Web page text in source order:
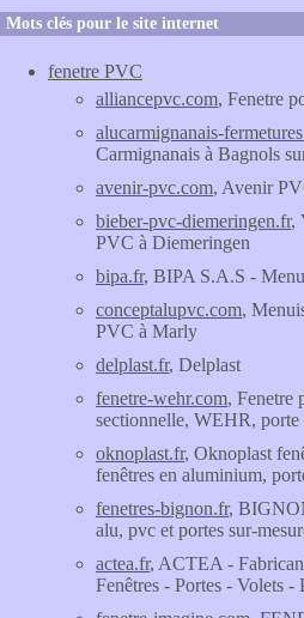
Mots clés pour le site internet
fenetre PVC
alliancepvc.com, Fenetre
alucarmignanais-
Carmignanais à Bagnols
avenir-pvc.com, Avenir
bieber-pvc-diemeringen.fr,
PVC à Diemeringen
bipa.fr, BIPA S.A.S -
conceptalupvc.com,
PVC à Marly
delplast.fr, Delplast
fenetre-wehr.com, Fenetre
sectionnelle, WEHR, porte
oknoplast.fr, Oknoplast
fenêtres en aluminium,
fenetres-bignon.fr,
alu, pvc et portes sur-
actea.fr, ACTEA -
Fenêtres - Portes - Volets -